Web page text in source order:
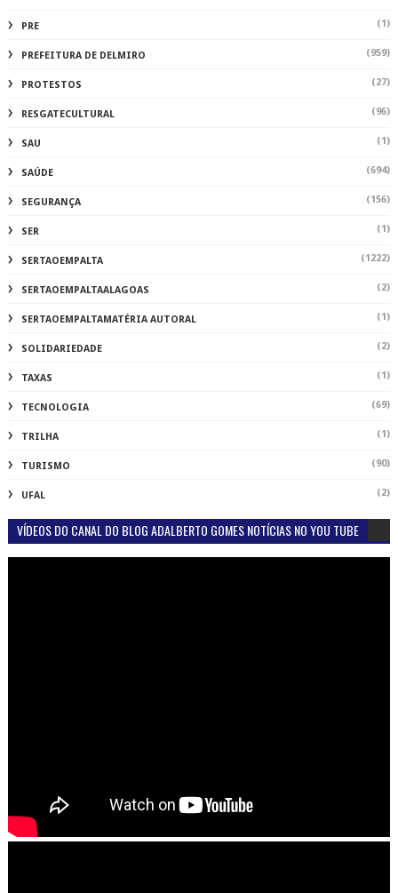
PRE (1)
PREFEITURA DE DELMIRO (959)
PROTESTOS (27)
RESGATECULTURAL (96)
SAU (1)
SAÚDE (694)
SEGURANÇA (156)
SER (1)
SERTAOEMPALTA (1222)
SERTAOEMPALTAALAGOAS (2)
SERTAOEMPALTAMATÉRIA AUTORAL (1)
SOLIDARIEDADE (2)
TAXAS (1)
TECNOLOGIA (69)
TRILHA (1)
TURISMO (90)
UFAL (2)
VÍDEOS DO CANAL DO BLOG ADALBERTO GOMES NOTÍCIAS NO YOU TUBE